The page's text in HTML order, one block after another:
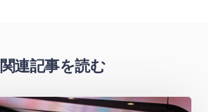
関連記事を読む